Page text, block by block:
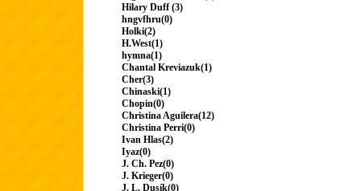
Hilary Duff (3)
hngvfhru(0)
Holki(2)
H.West(1)
hymna(1)
Chantal Kreviazuk(1)
Cher(3)
Chinaski(1)
Chopin(0)
Christina Aguilera(12)
Christina Perri(0)
Ivan Hlas(2)
Iyaz(0)
J. Ch. Pez(0)
J. Krieger(0)
J. L. Dusík(0)